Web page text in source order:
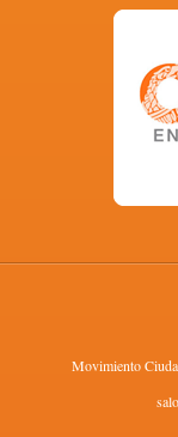
Movimiento